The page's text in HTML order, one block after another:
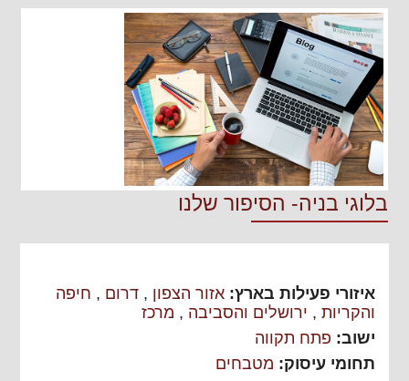
בלוגי בניה- הסיפור שלנו
איזורי פעילות בארץ: אזור הצפון , דרום , חיפה
והקריות , ירושלים והסביבה , מרכז
ישוב: פתח תקווה
תחומי עיסוק: מטבחים